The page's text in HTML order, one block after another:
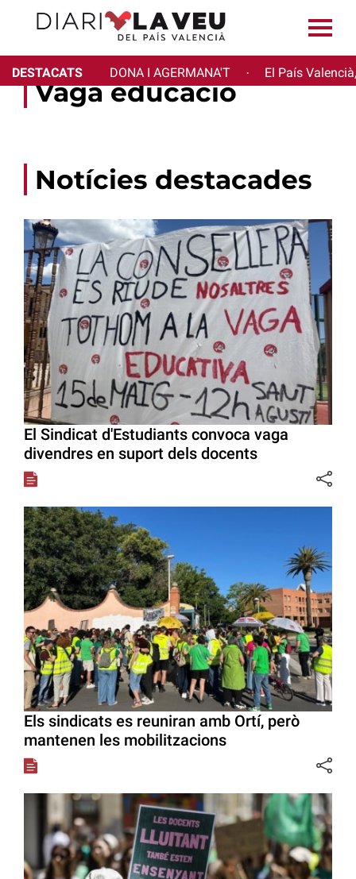
DESTACATS DONA I AGERMANA'T · El País
Vaga educació
Notícies destacades
El Sindicat d'Estudiants convoca vaga
divendres en suport dels docents
Els sindicats es reuniran amb Ortí, però
mantenen les mobilitzacions